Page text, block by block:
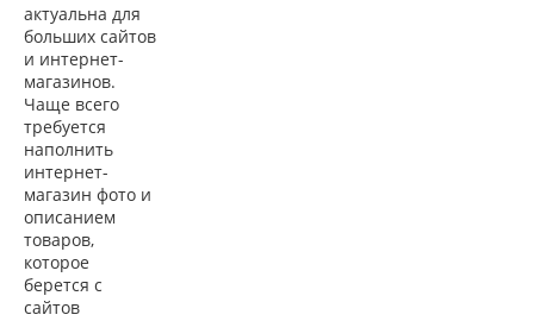
актуальна для
больших сайтов
и интернет-
магазинов.
Чаще всего
требуется
наполнить
интернет-
магазин фото и
описанием
товаров,
которое
берется с
сайтов